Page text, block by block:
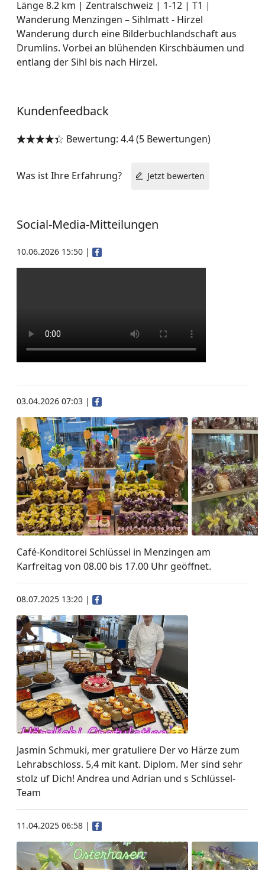
Länge 8.2 km | Zentralschweiz | 1-12 | T1 |
Wanderung Menzingen – Sihlmatt - Hirzel
Wanderung durch eine Bilderbuchlandschaft aus
Drumlins. Vorbei an blühenden Kirschbäumen und
entlang der Sihl bis nach Hirzel.
Kundenfeedback

 Bewertung: 4.4 (5 Bewertungen)
Was ist Ihre Erfahrung? Jetzt bewerten
Social-Media-Mitteilungen
10.06.2026 15:50 |
03.04.2026 07:03 |
Café-Konditorei Schlüssel in Menzingen am
Karfreitag von 08.00 bis 17.00 Uhr geöffnet.
08.07.2025 13:20 |
Jasmin Schmuki, mer gratuliere Der vo Härze zum
Lehrabschloss. 5,4 mit kant. Diplom. Mer sind sehr
stolz uf Dich! Andrea und Adrian und s Schlüssel-
Team
11.04.2025 06:58 |